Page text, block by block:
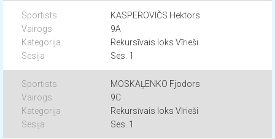
KASPEROVIČS Hektors
9A
Rekursīvais loks Vīrieši
Ses. 1
MOSKAĻENKO Fjodors
9C
Rekursīvais loks Vīrieši
Ses. 1